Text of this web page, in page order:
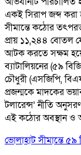
একই সিরাপ জব্দ করা
সীমান্তে কঠোর
প্রায় ১১,২৪৪ বোতল
আটক করতে সক্ষম
ব্যাটালিয়নের (৫৯
চৌধুরী (এসজিপি,
প্রজন্মকে মাদকের
টলারেন্স’ নীতি
এই কঠোর অবস্থান ও
ভোলাহাট সীমান্তে